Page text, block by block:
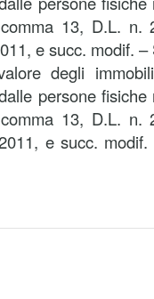
13, D.L. n.
e succ. modif. –
degli
persone
13, D.L. n.
e succ. modif.